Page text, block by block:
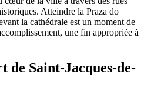
Atteindre la Praza do
la cathédrale est un moment de
une fin appropriée à
de Saint-Jacques-de-